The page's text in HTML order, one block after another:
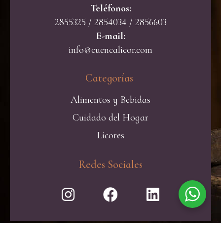
Teléfonos:
2855325 / 2854034 / 2856603
E-mail:
info@cuencalicor.com
Categorías ​
Alimentos y Bebidas
Cuidado del Hogar
Licores
Redes Sociales